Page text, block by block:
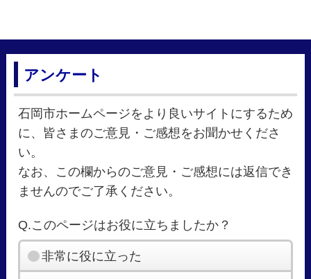
アンケート
石岡市ホームページをより良いサイトにするため
に、皆さまのご意見・ご感想をお聞かせくださ
い。
なお、この欄からのご意見・ご感想には返信でき
ませんのでご了承ください。
Q.このページはお役に立ちましたか？
非常に役に立った